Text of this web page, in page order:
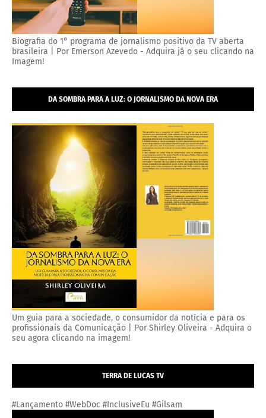
Biografia do 1° programa de jornalismo positivo da TV aberta
brasileira | Por Emerson Azevedo - Adquira já o seu clicando na
Imagem!
DA SOMBRA PARA A LUZ: O JORNALISMO DA NOVA ERA
Um guia para a sociedade, o consumidor da notícia e para os
profissionais da Comunicação | Por Shirley Oliveira - Adquira o
seu agora clicando na imagem!
TERRA DE LUCAS TV
#Lançamento #WebDoc #InclusiveEu #Gilsam